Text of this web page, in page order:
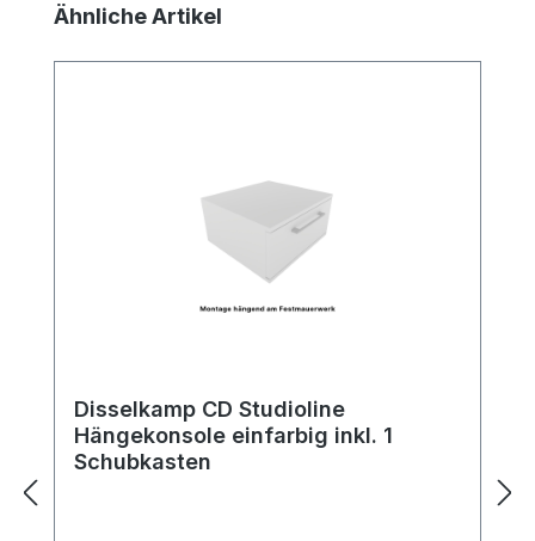
Produktgalerie überspringen
Ähnliche Artikel
Disselkamp CD Studioline
Hängekonsole einfarbig inkl. 1
Schubkasten